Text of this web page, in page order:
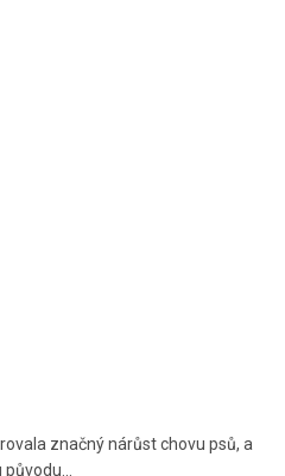
značný nárůst chovu psů, a